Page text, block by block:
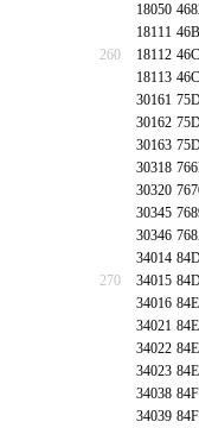
18050
18111
260
18112
18113
30161
30162
30163
30318
30320
30345
30346
34014
270
34015
34016
34021
34022
34023
34038
34039